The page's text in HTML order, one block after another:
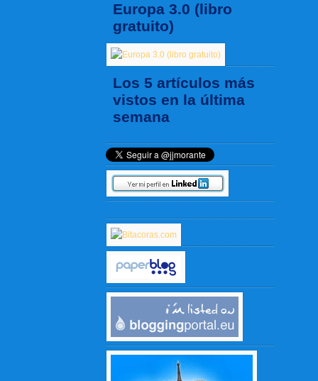
Europa 3.0 (libro
gratuito)
Los 5 artículos más
vistos en la última
semana